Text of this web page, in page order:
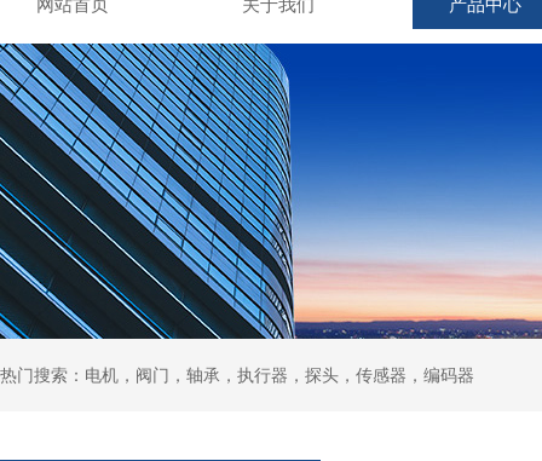
网站首页 关于我们 产品中心
热门搜索：电机，阀门，轴承，执行器，探头，传感器，编码器